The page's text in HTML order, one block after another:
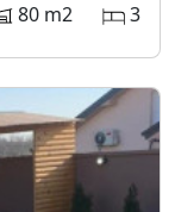
80 m2 3